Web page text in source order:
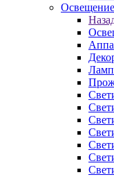
Освещение